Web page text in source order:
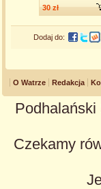
30 zł
Dodaj do:
O Watrze Redakcja
Podhalański
Czekamy